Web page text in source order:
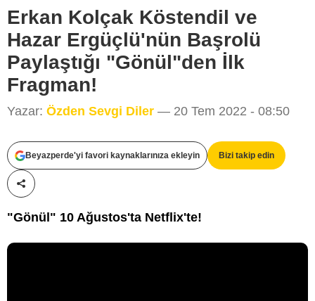
Erkan Kolçak Köstendil ve
Hazar Ergüçlü'nün Başrolü
Paylaştığı "Gönül"den İlk
Fragman!
Yazar: Özden Sevgi Diler — 20 Tem 2022 - 08:50
Beyazperde'yi favori kaynaklarınıza ekleyin Bizi takip edin
Paylaş!
"Gönül" 10 Ağustos'ta Netflix'te!